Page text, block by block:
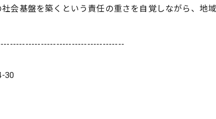
会基盤を築くという責任の重さを自覚しながら、地
30